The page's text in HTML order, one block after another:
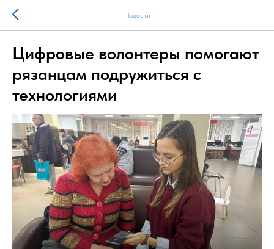
Новости
Цифровые волонтеры помогают
рязанцам подружиться с
технологиями